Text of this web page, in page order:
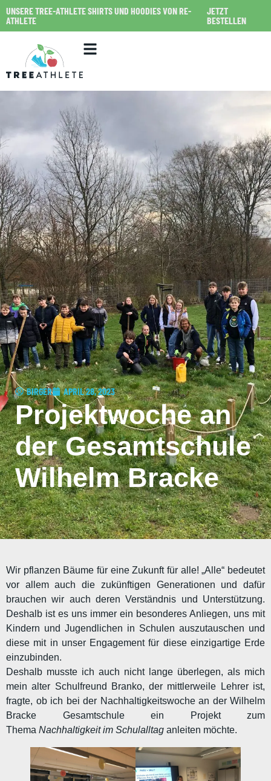
UNSERE TREE-ATHLETE SHIRTS UND HOODIES VON RE-
ATHLETE
JETZT
BESTELLEN
BIRGER APRIL 28, 2023
Projektwoche an
der Gesamtschule
Wilhelm Bracke
Wir pflanzen Bäume für eine Zukunft für alle! „Alle“ bedeutet
vor allem auch die zukünftigen Generationen und dafür
brauchen wir auch deren Verständnis und Unterstützung.
Deshalb ist es uns immer ein besonderes Anliegen, uns mit
Kindern und Jugendlichen in Schulen auszutauschen und
diese mit in unser Engagement für diese einzigartige Erde
einzubinden.
Deshalb musste ich auch nicht lange überlegen, als mich
mein alter Schulfreund Branko, der mittlerweile Lehrer ist,
fragte, ob ich bei der Nachhaltigkeitswoche an der Wilhelm
Bracke Gesamtschule ein Projekt zum
Thema Nachhaltigkeit im Schulalltag anleiten möchte.